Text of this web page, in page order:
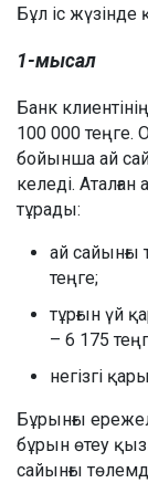
Бұл іс
1-мысал
Банк
100 000 теңге.
бойынша ай
келеді.
тұрады:
ай
теңге;
тұрғын үй
– 6 175
негізгі
Бұрынғы
бұрын өтеу
сайынғы